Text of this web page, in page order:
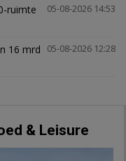
05-08-2026 14:53
ruimte
05-08-2026 12:28
16 mrd
& Leisure